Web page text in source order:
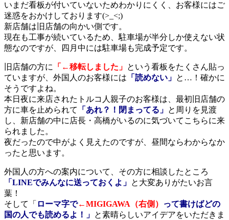
いまだ看板が付いていないためわかりにくく、お客様にはご
迷惑をおかけしております(>_<;)
新店舗は旧店舗の向かい側です。
現在も工事が続いているため、駐車場が半分しか使えない状
態なのですが、四月中には駐車場も完成予定です。
旧店舗の方に 「←移転しました」 という看板をたくさん貼っ
ていますが、外国人のお客様には 「読めない」 と…！確かに
そうですよね。
本日夜に来店されたトルコ人親子のお客様は、最初旧店舗の
方に車を止められて
「あれ？！閉まってる」 と周りを見渡
し、新店舗の中に店長・高橋がいるのに気づいてこちらに来
られました。
夜だったので中がよく見えたのですが、昼間ならわからなか
ったと思います。
外国人の方への案内について、その方に相談したところ
「LINEでみんなに送っておくよ」 と大変ありがたいお言
葉！
そして「 ローマ字で←MIGIGAWA（右側）
って書けばどの
国の人でも読めるよ！」 と素晴らしいアイデアをいただきま